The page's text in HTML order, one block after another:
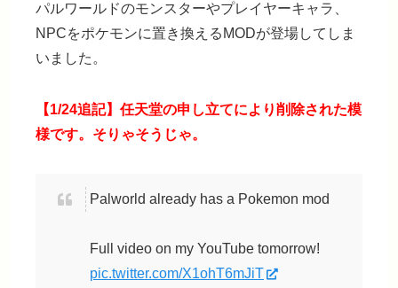
パルワールドのモンスターやプレイヤーキャラ、
NPCをポケモンに置き換えるMODが登場してしま
いました。
【1/24追記】任天堂の申し立てにより削除された模
様です。そりゃそうじゃ。
Palworld already has a Pokemon mod
Full video on my YouTube tomorrow!
pic.twitter.com/X1ohT6mJiT